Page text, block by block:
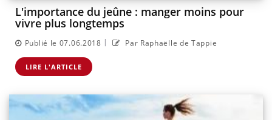
L'importance du jeûne : manger moins pour
vivre plus longtemps
Publié le 07.06.2018 | Par Raphaëlle de Tappie
LIRE L'ARTICLE